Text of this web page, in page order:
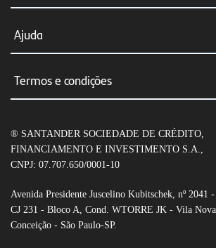
Consultar Financiamento
Renegociação
Resumo e/ou cópia do contrato
Transferência do Financiamento
Financiar veículos
Financiar veículo particular
Seguro Auto
Open Finance
Ajuda
Dúvidas frequentes
Fraudes e segurança
Termos e condições
Condições gerais de Empréstimo com
veículo
Tabela de tarifas
Política de privacidade
® SANTANDER SOCIEDADE DE CRÉDITO,
FINANCIAMENTO E INVESTIMENTO S.A.,
CNPJ: 07.707.650/0001-10
Avenida Presidente Juscelino Kubitschek, nº 2041 -
CJ 231 - Bloco A, Cond. WTORRE JK - Vila Nova
Conceição - São Paulo-SP.